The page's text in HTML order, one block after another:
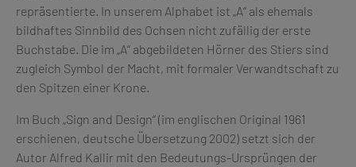
repräsentierte. In unserem Alphabet ist „A“ als ehemals
bildhaftes Sinnbild des Ochsen nicht zufällig der erste
Buchstabe. Die im „A“ abgebildeten Hörner des Stiers sind
zugleich Symbol der Macht, mit formaler Verwandtschaft zu
den Spitzen einer Krone.
Im Buch „Sign and Design“ (im englischen Original 1961
erschienen, deutsche Übersetzung 2002) setzt sich der
Autor Alfred Kallir mit den Bedeutungs-Ursprüngen der